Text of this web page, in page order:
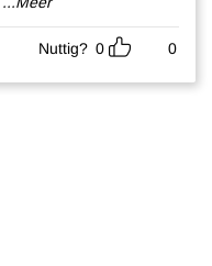
Nuttig? 0 0